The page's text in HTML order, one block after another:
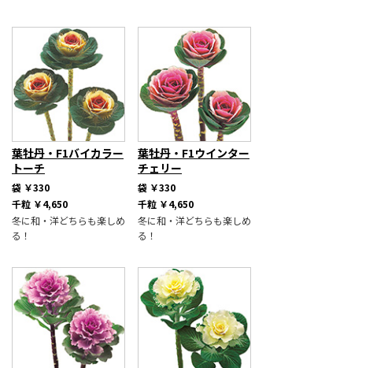
葉牡丹・F1バイカラー
トーチ
袋 ￥330
千粒 ￥4,650
冬に和・洋どちらも楽しめ
る！
葉牡丹・F1ウインター
チェリー
袋 ￥330
千粒 ￥4,650
冬に和・洋どちらも楽しめ
る！